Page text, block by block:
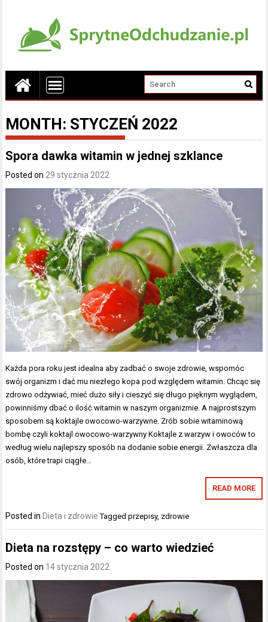
MONTH: STYCZEŃ 2022
Spora dawka witamin w jednej szklance
Posted on 29 stycznia 2022
Każda pora roku jest idealna aby zadbać o swoje zdrowie, wspomóc
swój organizm i dać mu niezłego kopa pod względem witamin. Chcąc się
zdrowo odżywiać, mieć dużo siły i cieszyć się długo pięknym wyglądem,
powinniśmy dbać o ilość witamin w naszym organizmie. A najprostszym
sposobem są koktajle owocowo-warzywne. Zrób sobie witaminową
bombę czyli koktajl owocowo-warzywny Koktajle z warzyw i owoców to
według wielu najlepszy sposób na dodanie sobie energii. Zwłaszcza dla
osób, które trapi ciągłe…
READ MORE
Posted in Dieta i zdrowie Taggedprzepisy, zdrowie
Dieta na rozstępy – co warto wiedzieć
Posted on 14 stycznia 2022